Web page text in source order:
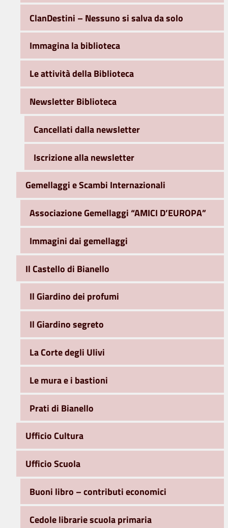
ClanDestini – Nessuno si salva da solo
Immagina la biblioteca
Le attività della Biblioteca
Newsletter Biblioteca
Cancellati dalla newsletter
Iscrizione alla newsletter
Gemellaggi e Scambi Internazionali
Associazione Gemellaggi “AMICI D’EUROPA”
Immagini dai gemellaggi
Il Castello di Bianello
Il Giardino dei profumi
Il Giardino segreto
La Corte degli Ulivi
Le mura e i bastioni
Prati di Bianello
Ufficio Cultura
Ufficio Scuola
Buoni libro – contributi economici
Cedole librarie scuola primaria